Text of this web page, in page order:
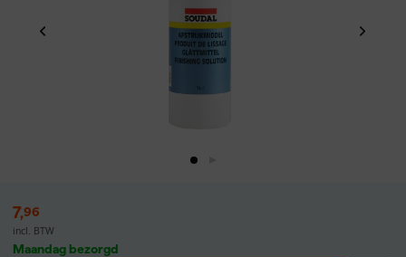
7,96
incl. BTW
Maandag bezorgd